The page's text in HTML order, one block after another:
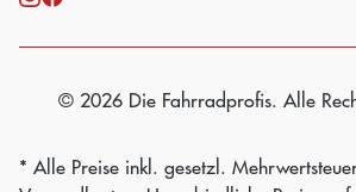
© 2026 Die Fahrradprofis. Alle
* Alle Preise inkl. gesetzl.